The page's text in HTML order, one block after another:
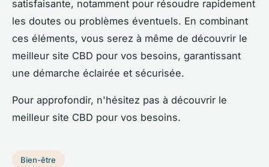
satisfaisante, notamment pour résoudre rapidement
les doutes ou problèmes éventuels. En combinant
ces éléments, vous serez à même de découvrir le
meilleur site CBD pour vos besoins, garantissant
une démarche éclairée et sécurisée.
Pour approfondir, n'hésitez pas à découvrir le
meilleur site CBD pour vos besoins.
Bien-être